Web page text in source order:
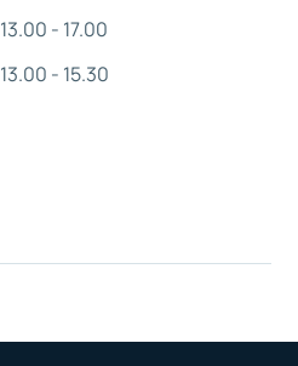
13.00 - 17.00
13.00 - 15.30